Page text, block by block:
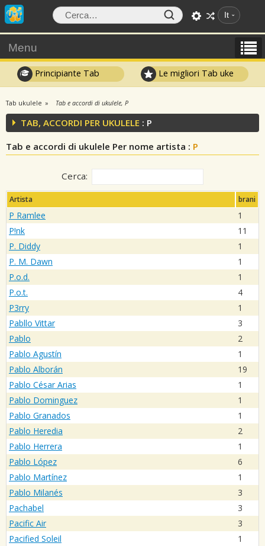
It
Menu
Principiante Tab Le migliori Tab uke
Tab ukulele Tab e accordi di ukulele, P
TAB, ACCORDI PER UKULELE : P
Tab e accordi di ukulele Per nome artista : P
Cerca:
Artista brani
P Ramlee
1
P!nk
11
P. Diddy
1
P. M. Dawn
1
P.o.d.
1
P.o.t.
4
P3rry
1
Pabllo Vittar
3
Pablo
2
Pablo Agustín
1
Pablo Alborán
19
Pablo César Arias
1
Pablo Dominguez
1
Pablo Granados
1
Pablo Heredia
2
Pablo Herrera
1
Pablo López
6
Pablo Martínez
1
Pablo Milanés
3
Pachabel
3
Pacific Air
3
Pacified Soleil
1